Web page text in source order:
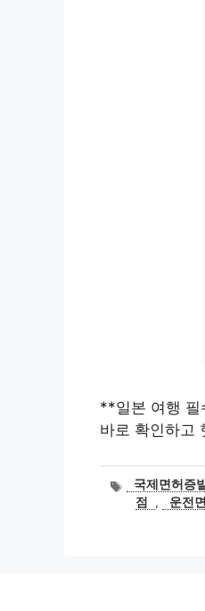
**일본 여행 필
바로 확인하고
태
그
국제면허증
점
, 운전